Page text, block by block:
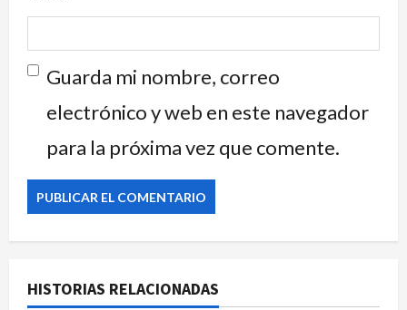
Guarda mi nombre, correo
electrónico y web en este navegador
para la próxima vez que comente.
HISTORIAS RELACIONADAS